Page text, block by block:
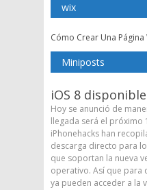
wix
Cómo Crear Una Página
Miniposts
iOS 8
Hoy se anunció de
llegada será el próximo
iPhonehacks han
descarga directo para
que soportan la nueva
operativo. Así que para
ya pueden acceder a la